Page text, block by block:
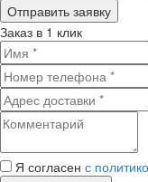
Заказ в 1 клик
Я согласен с